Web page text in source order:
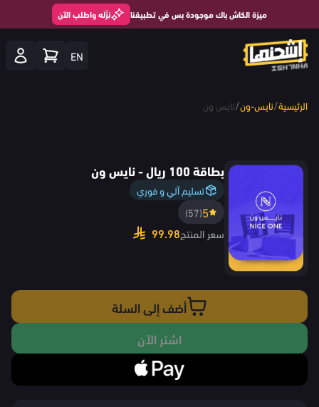
ميزة الكاش باك موجودة بس في تطبيقنا نزّله واطلب الآن
EN
الرئيسية/نايس-ون/نايس ون
بطاقة 100 ريال - نايس ون
تسليم آلي و فوري
5
(57)
سعر المنتج99.98
أضف إلى السلة
اشتر الآن